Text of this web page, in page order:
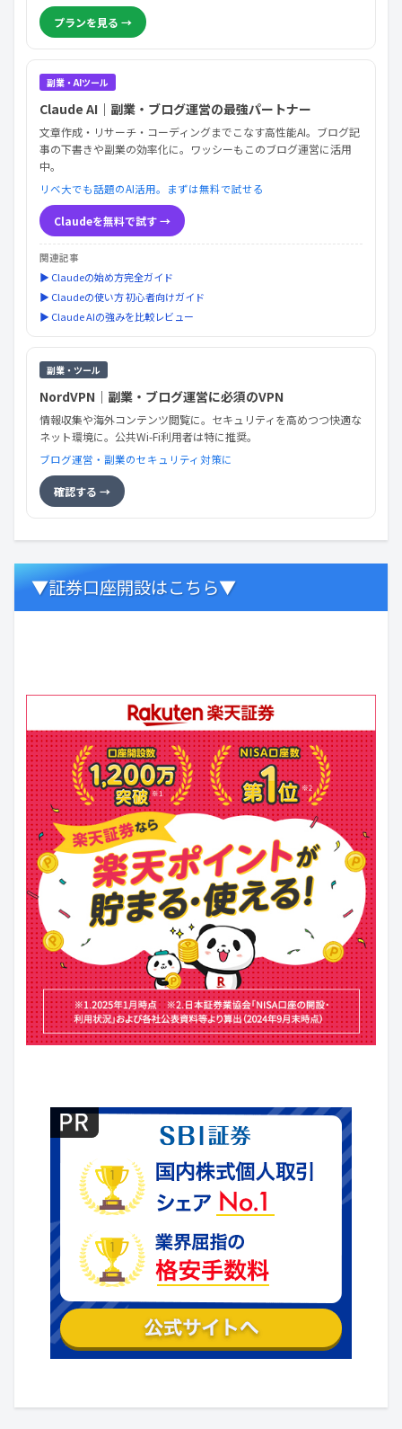
プランを見る →
副業・AIツール
Claude AI｜副業・ブログ運営の最強パートナー
文章作成・リサーチ・コーディングまでこなす高性能AI。ブログ記
事の下書きや副業の効率化に。ワッシーもこのブログ運営に活用
中。
リベ大でも話題のAI活用。まずは無料で試せる
Claudeを無料で試す →
関連記事
▶ Claudeの始め方完全ガイド
▶ Claudeの使い方 初心者向けガイド
▶ Claude AIの強みを比較レビュー
副業・ツール
NordVPN｜副業・ブログ運営に必須のVPN
情報収集や海外コンテンツ閲覧に。セキュリティを高めつつ快適な
ネット環境に。公共Wi-Fi利用者は特に推奨。
ブログ運営・副業のセキュリティ対策に
確認する →
▼証券口座開設はこちら▼